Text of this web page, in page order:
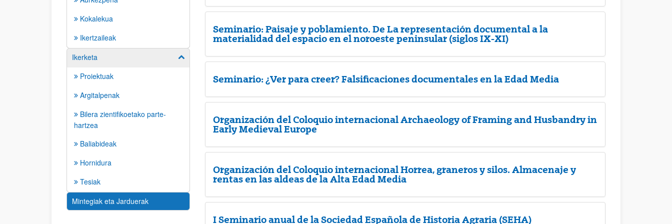
Kokalekua
Ikertzaileak
Ikerketa
Erakutsi/izkutatu azpiorriak
Proiektuak
Argitalpenak
Bilera zientifikoetako parte-
hartzea
Baliabideak
Hornidura
Tesiak
Mintegiak eta Jarduerak
Seminario: Paisaje y poblamiento. De La representación documental a la
materialidad del espacio en el noroeste peninsular (siglos IX-XI)
Seminario: ¿Ver para creer? Falsificaciones documentales en la Edad Media
Organización del Coloquio internacional Archaeology of Framing and Husbandry in
Early Medieval Europe
Organización del Coloquio internacional Horrea, graneros y silos. Almacenaje y
rentas en las aldeas de la Alta Edad Media
I Seminario anual de la Sociedad Española de Historia Agraria (SEHA)